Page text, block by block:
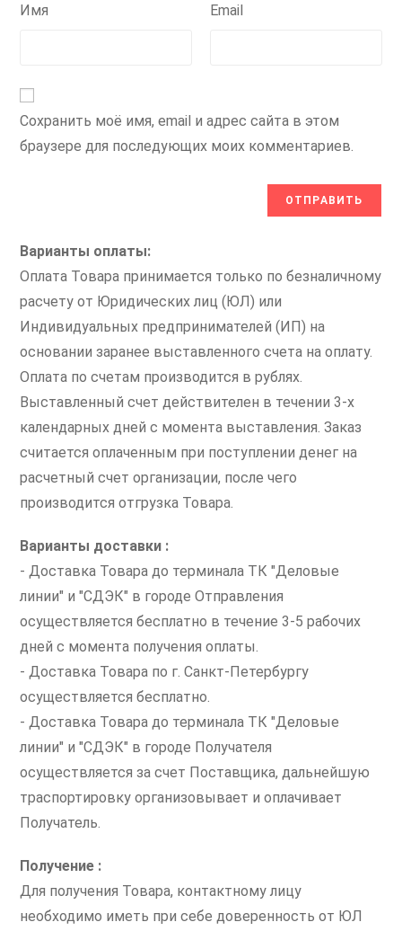
Имя Email
Сохранить моё имя, email и адрес сайта в этом
браузере для последующих моих комментариев.
Варианты оплаты:
Оплата Товара принимается только по безналичному
расчету от Юридических лиц (ЮЛ) или
Индивидуальных предпринимателей (ИП) на
основании заранее выставленного счета на оплату.
Оплата по счетам производится в рублях.
Выставленный счет действителен в течении 3-х
календарных дней с момента выставления. Заказ
считается оплаченным при поступлении денег на
расчетный счет организации, после чего
производится отгрузка Товара.
Варианты доставки :
- Доставка Товара до терминала ТК "Деловые
линии" и "СДЭК" в городе Отправления
осуществляется бесплатно в течение 3-5 рабочих
дней с момента получения оплаты.
- Доставка Товара по г. Санкт-Петербургу
осуществляется бесплатно.
- Доставка Товара до терминала ТК "Деловые
линии" и "СДЭК" в городе Получателя
осуществляется за счет Поставщика, дальнейшую
траспортировку организовывает и оплачивает
Получатель.
Получение :
Для получения Товара, контактному лицу
необходимо иметь при себе доверенность от ЮЛ